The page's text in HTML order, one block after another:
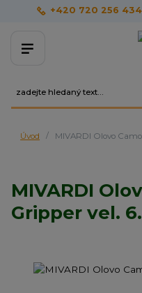
+420 720 256 434
Úvod MIVARDI Olovo
MIVARDI
Gripper vel.